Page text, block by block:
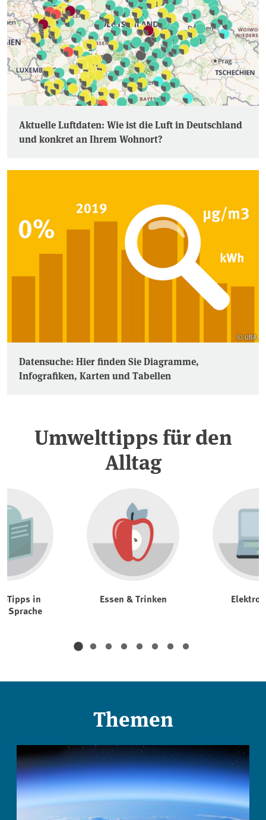
Aktuelle Luftdaten: Wie ist die Luft in Deutschland
und konkret an Ihrem Wohnort?
© UBA
Datensuche: Hier finden Sie Diagramme,
Infografiken, Karten und Tabellen
Umwelttipps für den
Alltag
Tipps in
Sprache
Essen & Trinken
Themen